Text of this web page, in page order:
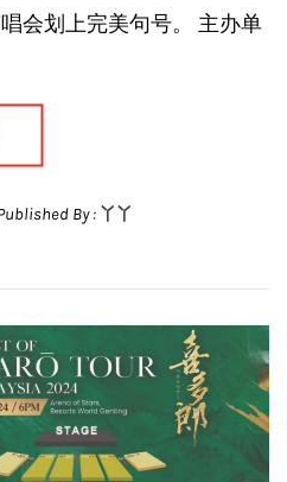
会划上完美句号。 主办单
By : 丫丫